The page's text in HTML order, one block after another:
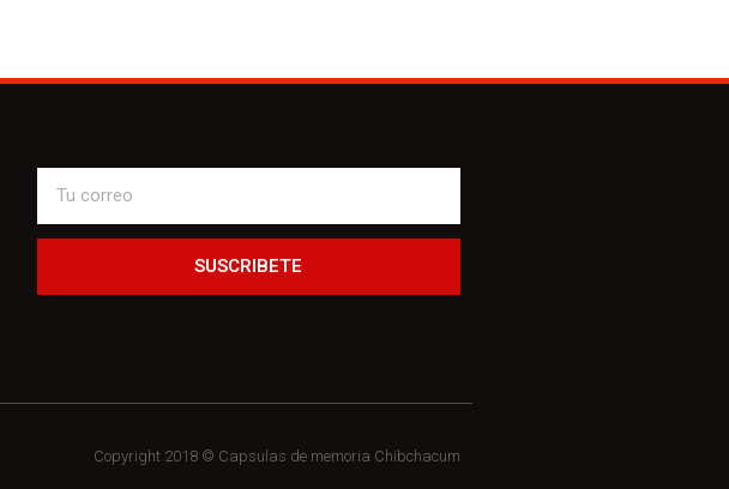
SUSCRIBETE
Copyright 2018 © Capsulas de memoria Chibchacum